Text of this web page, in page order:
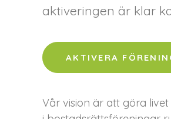
aktiveringen är klar
AKTIVERA
Vår vision är att göra